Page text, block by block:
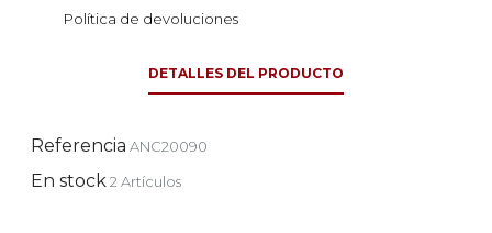
Política de devoluciones
DETALLES DEL PRODUCTO
Referencia ANC20090
En stock2 Artículos